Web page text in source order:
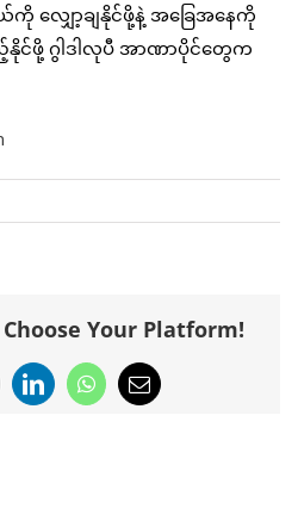
ယ်ကို လျှော့ချနိုင်ဖို့နဲ့ အခြေအနေကို
နိုင်ဖို့ ဂွါဒါလုပီ အာဏာပိုင်တွေက
Your Platform!
LinkedInWhatsApp
Email